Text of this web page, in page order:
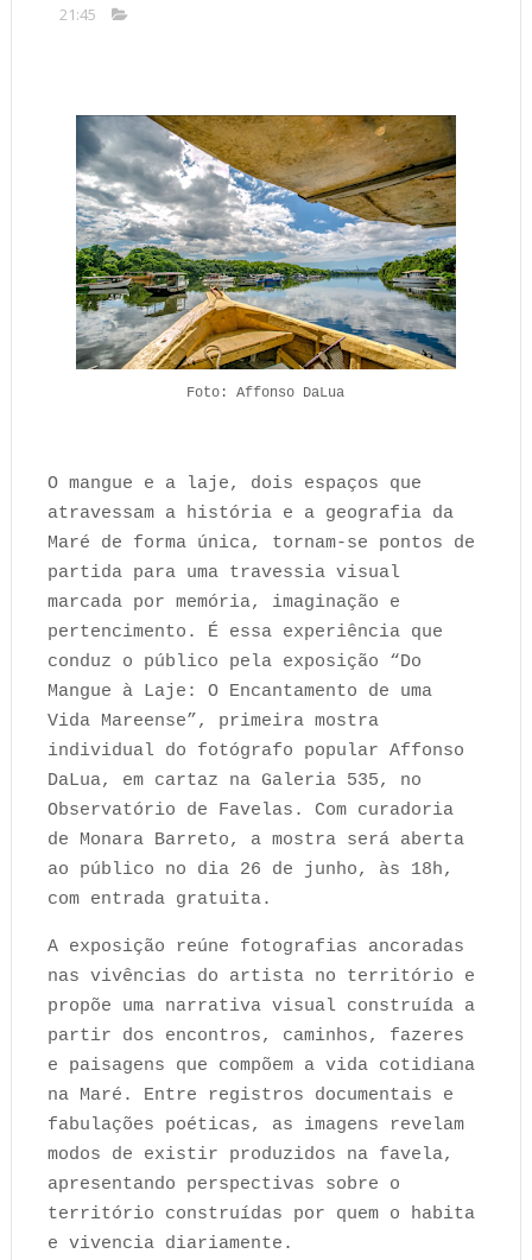
21:45
Foto: Affonso DaLua
O mangue e a laje, dois espaços que
atravessam a história e a geografia da
Maré de forma única, tornam-se pontos de
partida para uma travessia visual
marcada por memória, imaginação e
pertencimento. É essa experiência que
conduz o público pela exposição “Do
Mangue à Laje: O Encantamento de uma
Vida Mareense”, primeira mostra
individual do fotógrafo popular Affonso
DaLua, em cartaz na Galeria 535, no
Observatório de Favelas. Com curadoria
de Monara Barreto, a mostra será aberta
ao público no dia 26 de junho, às 18h,
com entrada gratuita.
A exposição reúne fotografias ancoradas
nas vivências do artista no território e
propõe uma narrativa visual construída a
partir dos encontros, caminhos, fazeres
e paisagens que compõem a vida cotidiana
na Maré. Entre registros documentais e
fabulações poéticas, as imagens revelam
modos de existir produzidos na favela,
apresentando perspectivas sobre o
território construídas por quem o habita
e vivencia diariamente.